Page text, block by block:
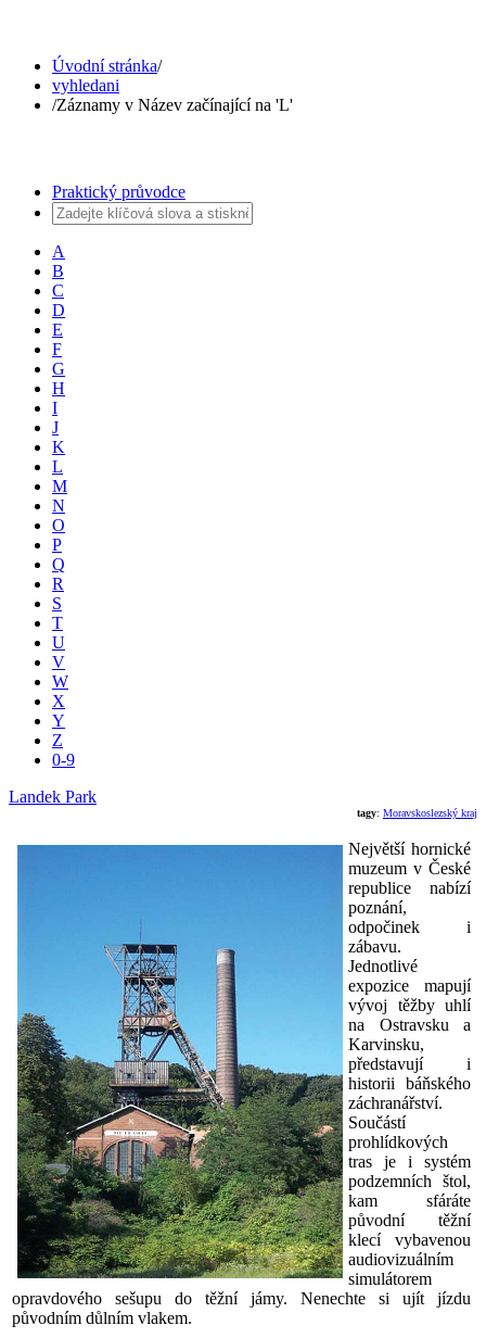
Úvodní stránka/
vyhledani
/Záznamy v Název začínající na 'L'
Praktický průvodce
A
B
C
D
E
F
G
H
I
J
K
L
M
N
O
P
Q
R
S
T
U
V
W
X
Y
Z
0-9
tagy: Moravskoslezský kraj
Landek Park
Největší hornické
muzeum v České
republice nabízí
poznání,
odpočinek i
zábavu.
Jednotlivé
expozice mapují
vývoj těžby uhlí
na Ostravsku a
Karvinsku,
představují i
historii báňského
záchranářství.
Součástí
prohlídkových
tras je i systém
podzemních štol,
kam sfáráte
původní těžní
klecí vybavenou
audiovizuálním
simulátorem
opravdového sešupu do těžní jámy. Nenechte si ujít jízdu
původním důlním vlakem.